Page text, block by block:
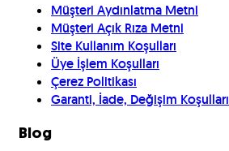
Müşteri Aydınlatma Metni
Müşteri Açık Rıza Metni
Site Kullanım Koşulları
Üye İşlem Koşulları
Çerez Politikası
Garanti, İade, Değişim Koşulları
Blog